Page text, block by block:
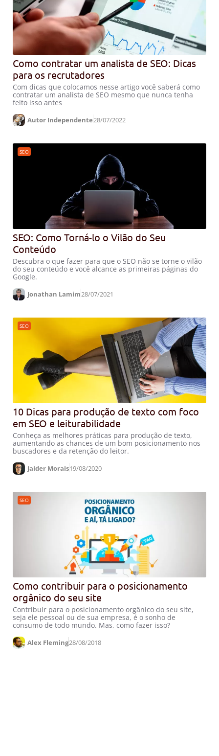
Como contratar um analista de SEO: Dicas
para os recrutadores
Com dicas que colocamos nesse artigo você saberá como
contratar um analista de SEO mesmo que nunca tenha
feito isso antes
Autor Independente28/07/2022
SEO
SEO: Como Torná-lo o Vilão do Seu
Conteúdo
Descubra o que fazer para que o SEO não se torne o vilão
do seu conteúdo e você alcance as primeiras páginas do
Google.
Jonathan Lamim28/07/2021
SEO
10 Dicas para produção de texto com foco
em SEO e leiturabilidade
Conheça as melhores práticas para produção de texto,
aumentando as chances de um bom posicionamento nos
buscadores e da retenção do leitor.
Jaider Morais19/08/2020
SEO
Como contribuir para o posicionamento
orgânico do seu site
Contribuir para o posicionamento orgânico do seu site,
seja ele pessoal ou de sua empresa, é o sonho de
consumo de todo mundo. Mas, como fazer isso?
Alex Fleming28/08/2018